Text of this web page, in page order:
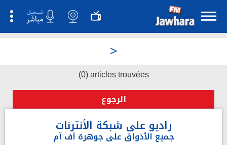
>
(0) articles trouvées
الرجوع
راديو على شبكة الأنترنات
جميع الأذواق على جوهرة أف آم